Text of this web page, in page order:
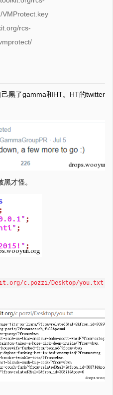
VMProtect.key
rcs-
己黑了gamma和HT。HT的twitter
才怪。
c.pozzi/Desktop/you.txt